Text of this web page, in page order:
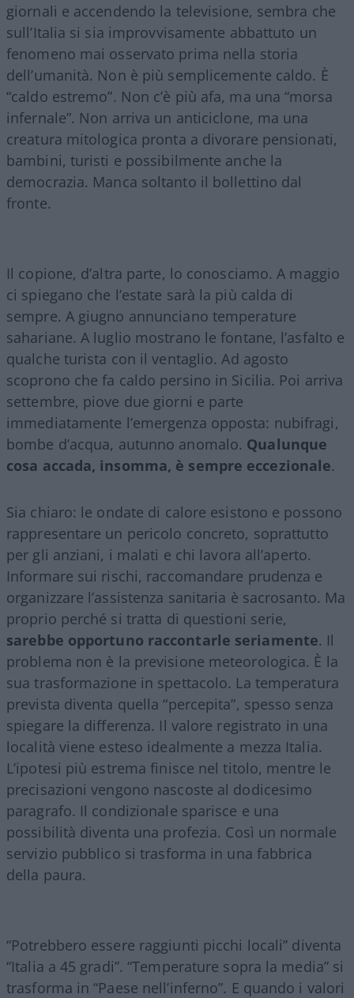
giornali e accendendo la televisione, sembra che
sull’Italia si sia improvvisamente abbattuto un
fenomeno mai osservato prima nella storia
dell’umanità. Non è più semplicemente caldo. È
“caldo estremo”. Non c’è più afa, ma una “morsa
infernale”. Non arriva un anticiclone, ma una
creatura mitologica pronta a divorare pensionati,
bambini, turisti e possibilmente anche la
democrazia. Manca soltanto il bollettino dal
fronte.
Il copione, d’altra parte, lo conosciamo. A maggio
ci spiegano che l’estate sarà la più calda di
sempre. A giugno annunciano temperature
sahariane. A luglio mostrano le fontane, l’asfalto e
qualche turista con il ventaglio. Ad agosto
scoprono che fa caldo persino in Sicilia. Poi arriva
settembre, piove due giorni e parte
immediatamente l’emergenza opposta: nubifragi,
bombe d’acqua, autunno anomalo. Qualunque
cosa accada, insomma, è sempre eccezionale.
Sia chiaro: le ondate di calore esistono e possono
rappresentare un pericolo concreto, soprattutto
per gli anziani, i malati e chi lavora all’aperto.
Informare sui rischi, raccomandare prudenza e
organizzare l’assistenza sanitaria è sacrosanto. Ma
proprio perché si tratta di questioni serie,
sarebbe opportuno raccontarle seriamente. Il
problema non è la previsione meteorologica. È la
sua trasformazione in spettacolo. La temperatura
prevista diventa quella “percepita”, spesso senza
spiegare la differenza. Il valore registrato in una
località viene esteso idealmente a mezza Italia.
L’ipotesi più estrema finisce nel titolo, mentre le
precisazioni vengono nascoste al dodicesimo
paragrafo. Il condizionale sparisce e una
possibilità diventa una profezia. Così un normale
servizio pubblico si trasforma in una fabbrica
della paura.
“Potrebbero essere raggiunti picchi locali” diventa
“Italia a 45 gradi”. “Temperature sopra la media” si
trasforma in “Paese nell’inferno”. E quando i valori